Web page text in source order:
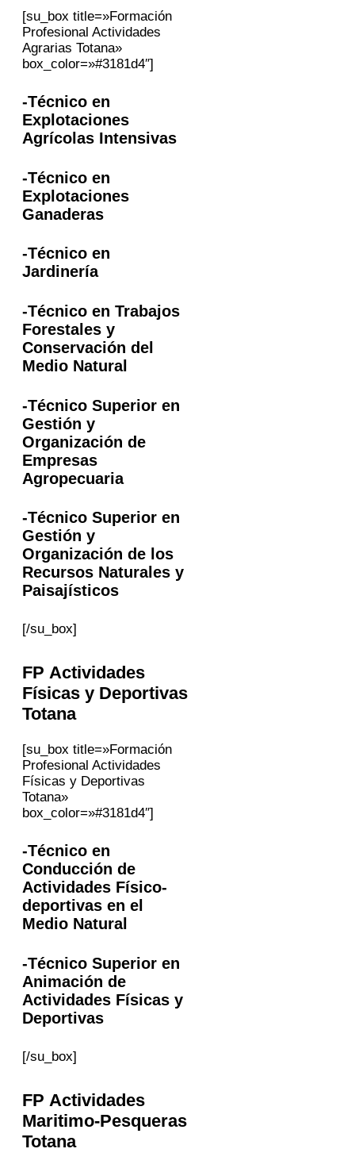
[su_box title=»Formación
Profesional Actividades
Agrarias Totana»
box_color=»#3181d4″]
-Técnico en
Explotaciones
Agrícolas Intensivas
-Técnico en
Explotaciones
Ganaderas
-Técnico en
Jardinería
-Técnico en Trabajos
Forestales y
Conservación del
Medio Natural
-Técnico Superior en
Gestión y
Organización de
Empresas
Agropecuaria
-Técnico Superior en
Gestión y
Organización de los
Recursos Naturales y
Paisajísticos
[/su_box]
FP Actividades
Físicas y Deportivas
Totana
[su_box title=»Formación
Profesional Actividades
Físicas y Deportivas
Totana»
box_color=»#3181d4″]
-Técnico en
Conducción de
Actividades Físico-
deportivas en el
Medio Natural
-Técnico Superior en
Animación de
Actividades Físicas y
Deportivas
[/su_box]
FP Actividades
Maritimo-Pesqueras
Totana